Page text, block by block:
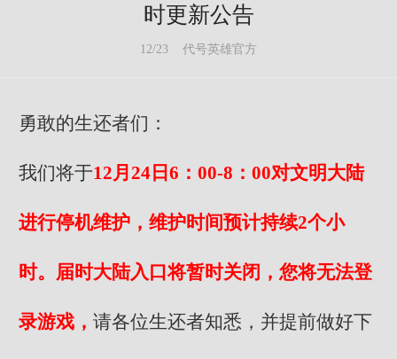
时更新公告
12/23 代号英雄官方
勇敢的生还者们：
我们将于12月24日6：00-8：00对文明大陆
进行停机维护，维护时间预计持续2个小
时。届时大陆入口将暂时关闭，您将无法登
录游戏， 请各位生还者知悉，并提前做好下